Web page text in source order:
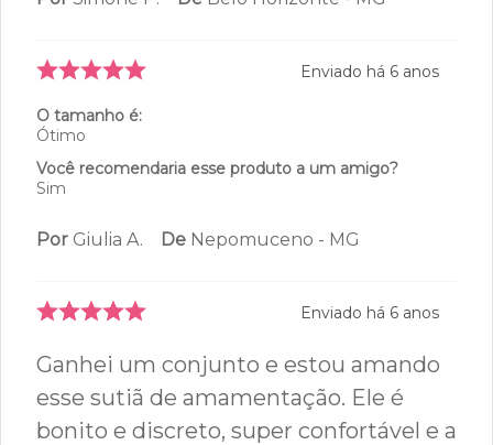
Enviado há 6 anos
O tamanho é:
Ótimo
Você recomendaria esse produto a um amigo?
Sim
Por Giulia A. De Nepomuceno - MG
Enviado há 6 anos
Ganhei um conjunto e estou amando
esse sutiã de amamentação. Ele é
bonito e discreto, super confortável e a